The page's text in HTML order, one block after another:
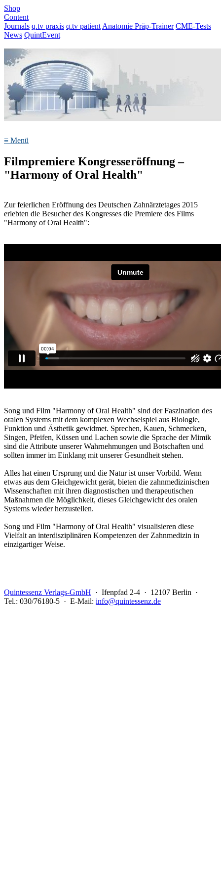
Shop
Content
Journals q.tv praxis q.tv patient Anatomie Präp-Trainer CME-Tests
News QuintEvent
≡ Menü
Filmpremiere Kongresseröffnung –
"Harmony of Oral Health"
Zur feierlichen Eröffnung des Deutschen Zahnärztetages 2015
erlebten die Besucher des Kongresses die Premiere des Films
"Harmony of Oral Health":
Song und Film "Harmony of Oral Health" sind der Faszination des
oralen Systems mit dem komplexen Wechselspiel aus Biologie,
Funktion und Ästhetik gewidmet. Sprechen, Kauen, Schmecken,
Singen, Pfeifen, Küssen und Lachen sowie die Sprache der Mimik
sind die Attribute unserer Wahrnehmungen und Botschaften und
sollten immer im Einklang mit unserer Gesundheit stehen.
Alles hat einen Ursprung und die Natur ist unser Vorbild. Wenn
etwas aus dem Gleichgewicht gerät, bieten die zahnmedizinischen
Wissenschaften mit ihren diagnostischen und therapeutischen
Maßnahmen die Möglichkeit, dieses Gleichgewicht des oralen
Systems wieder herzustellen.
Song und Film "Harmony of Oral Health" visualisieren diese
Vielfalt an interdisziplinären Kompetenzen der Zahnmedizin in
einzigartiger Weise.
Quintessenz Verlags-GmbH · Ifenpfad 2-4 · 12107 Berlin ·
Tel.: 030/76180-5 · E-Mail: info@quintessenz.de